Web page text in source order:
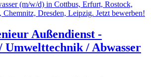
Außendienst -
Umwelttechnik / Abwasser